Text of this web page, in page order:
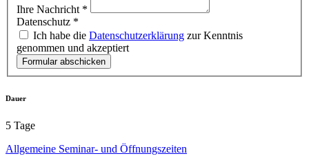
Ihre Nachricht *
Datenschutz *
Ich habe die Datenschutzerklärung zur Kenntnis
genommen und akzeptiert
Formular abschicken
Dauer
5 Tage
Allgemeine Seminar- und Öffnungszeiten